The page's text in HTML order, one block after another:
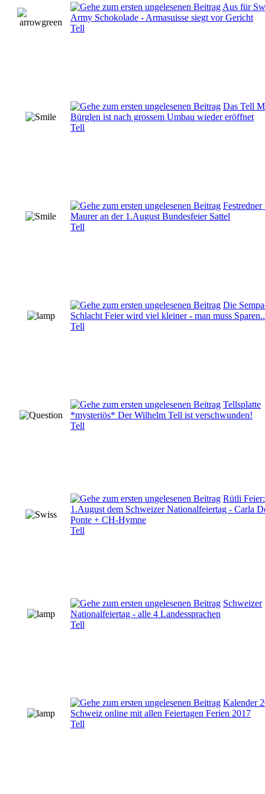
Aus für
Army Schokolade - Armasuisse siegt vor Gericht
Tell
Das Tell
Bürglen ist nach grossem Umbau wieder eröffnet
Tell
Maurer an der 1.August Bundesfeier Sattel
Tell
Die
Schlacht Feier wird viel kleiner - man muss
Tell
Tellsplatte
*mysteriös* Der Wilhelm Tell ist verschwunden!
Tell
Rütli
1.August dem Schweizer Nationalfeiertag - Carla
Ponte + CH-Hymne
Tell
Schweizer
Nationalfeiertag - alle 4 Landessprachen
Tell
Kalender
Schweiz online mit allen Feiertagen Ferien 2017
Tell